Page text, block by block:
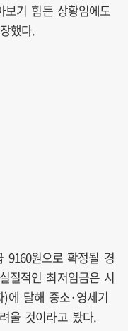
보기 힘든 상황임에도
했다.
9160원으로 확정될 경
질적인 최저임금은 시
에 달해 중소·영세기
울 것이라고 봤다.